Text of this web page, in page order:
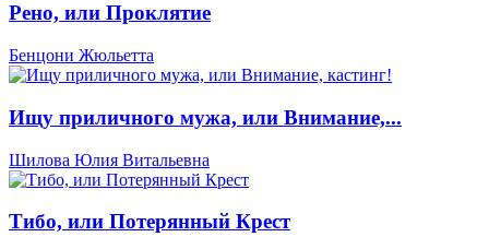
Рено, или Проклятие
Бенцони Жюльетта
Ищу приличного мужа, или Внимание,...
Шилова Юлия Витальевна
Тибо, или Потерянный Крест